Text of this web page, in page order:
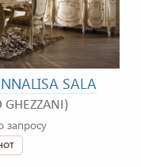
SALA
GHEZZANI)
запросу